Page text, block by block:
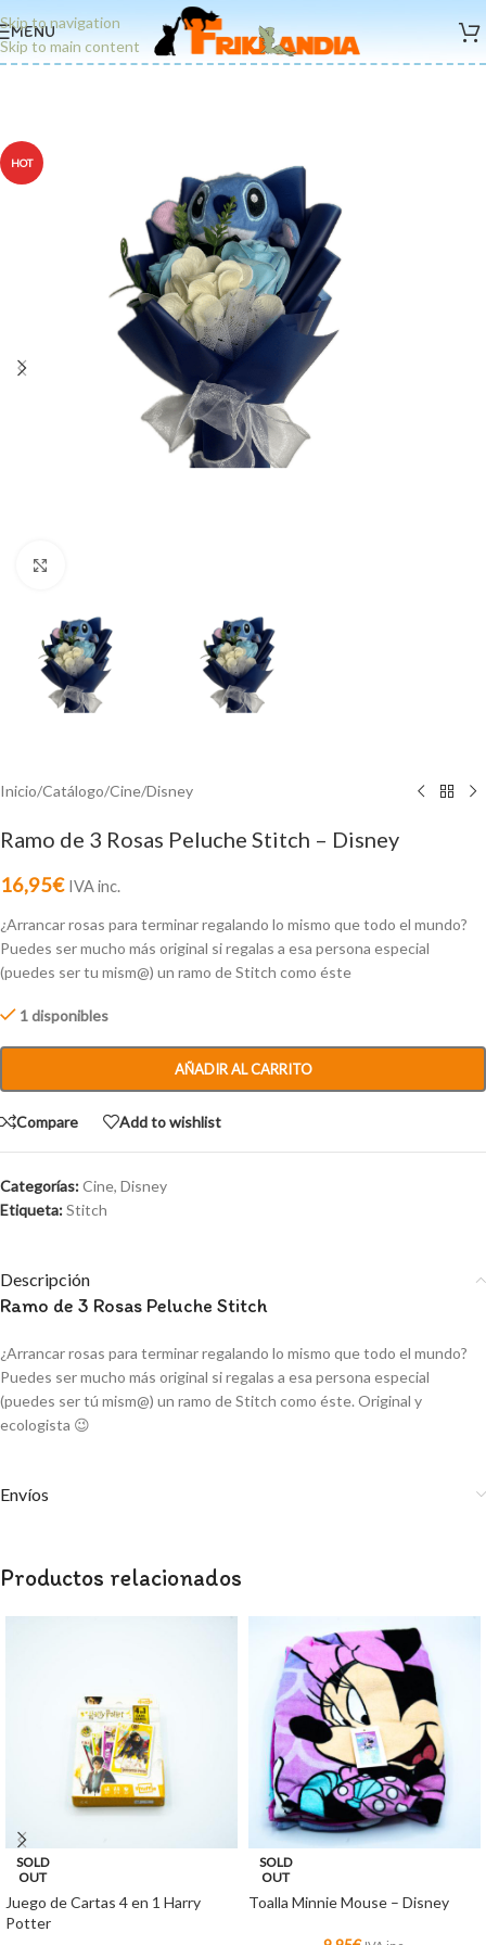
Skip to navigation
Skip to main content
MENU
HOT
Inicio/Catálogo/Cine/Disney
Ramo de 3 Rosas Peluche Stitch – Disney
16,95€ IVA inc.
¿Arrancar rosas para terminar regalando lo mismo que todo el mundo?
Puedes ser mucho más original si regalas a esa persona especial
(puedes ser tu mism@) un ramo de Stitch como éste
1 disponibles
AÑADIR AL CARRITO
Compare Add to wishlist
Categorías:Cine, Disney
Etiqueta:Stitch
Descripción
Ramo de 3 Rosas Peluche Stitch
¿Arrancar rosas para terminar regalando lo mismo que todo el mundo?
Puedes ser mucho más original si regalas a esa persona especial
(puedes ser tú mism@) un ramo de Stitch como éste. Original y
ecologista 😉
Envíos
Productos relacionados
SOLD
OUT
Juego de Cartas 4 en 1 Harry
Potter
SOLD
OUT
Toalla Minnie Mouse – Disney